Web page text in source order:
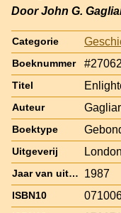
Door John G.
Categorie
Boeknummer
Titel
Auteur
Boektype
Uitgeverij
Jaar van uitgave 1987
ISBN10